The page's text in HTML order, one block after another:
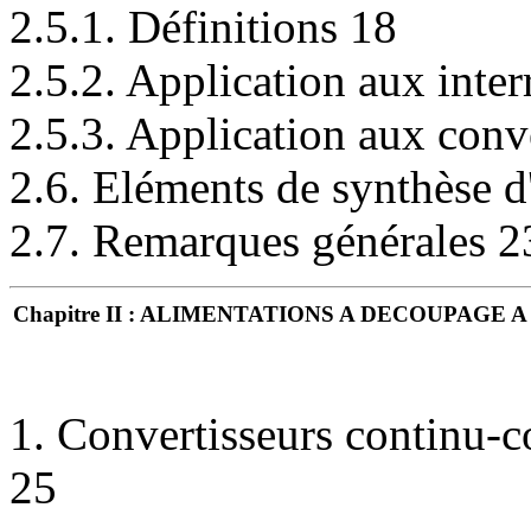
2.5.1. Définitions 18
2.5.2. Application aux
2.5.3. Application aux
2.6. Eléments de synthèse
2.7. Remarques générales
Chapitre II : ALIMENTATIONS A DECOUPAGE
1. Convertisseurs continu-
25